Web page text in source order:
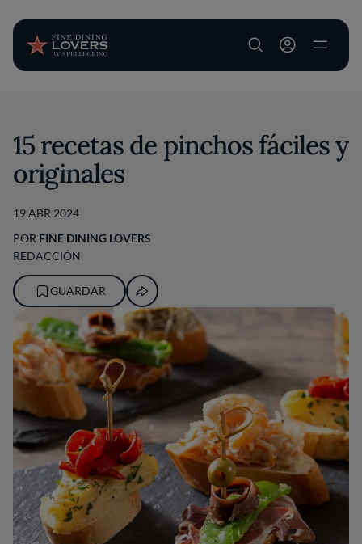
User account
15 recetas de pinchos fáciles y
originales
19 ABR 2024
POR FINE DINING LOVERS
REDACCIÓN
GUARDAR